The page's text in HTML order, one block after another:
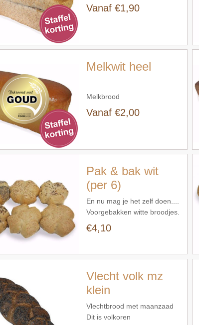
Vanaf €1,90
Melkwit heel
Melkbrood
Vanaf €2,00
Snel bekijken
Pak & bak wit
(per 6)
En nu mag je het zelf doen....
Voorgebakken witte broodjes.
6 stuks vers op tafel.
€4,10
Snel bekijken
Vlecht volk mz
klein
Vlechtbrood met maanzaad
Dit is volkoren
Snel bekijken